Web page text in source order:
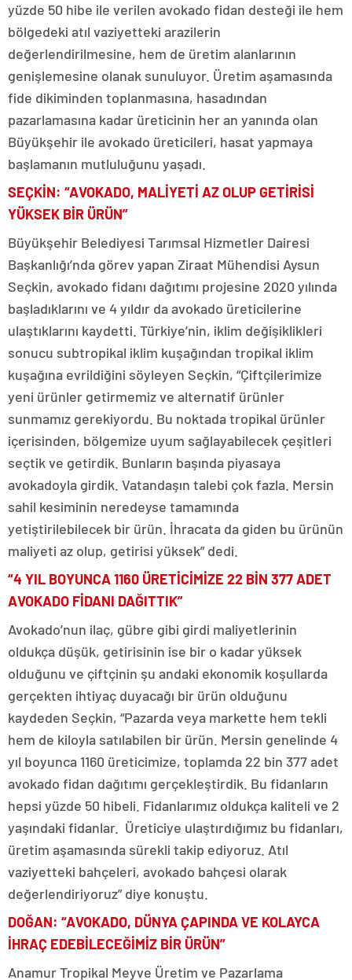
yüzde 50 hibe ile verilen avokado fidan desteği ile hem
bölgedeki atıl vaziyetteki arazilerin
değerlendirilmesine, hem de üretim alanlarının
genişlemesine olanak sunuluyor. Üretim aşamasında
fide dikiminden toplanmasına, hasadından
pazarlamasına kadar üreticinin her an yanında olan
Büyükşehir ile avokado üreticileri, hasat yapmaya
başlamanın mutluluğunu yaşadı.
SEÇKİN: “AVOKADO, MALİYETİ AZ OLUP GETİRİSİ
YÜKSEK BİR ÜRÜN”
Büyükşehir Belediyesi Tarımsal Hizmetler Dairesi
Başkanlığı’nda görev yapan Ziraat Mühendisi Aysun
Seçkin, avokado fidanı dağıtımı projesine 2020 yılında
başladıklarını ve 4 yıldır da avokado üreticilerine
ulaştıklarını kaydetti. Türkiye’nin, iklim değişiklikleri
sonucu subtropikal iklim kuşağından tropikal iklim
kuşağına evrildiğini söyleyen Seçkin, “Çiftçilerimize
yeni ürünler getirmemiz ve alternatif ürünler
sunmamız gerekiyordu. Bu noktada tropikal ürünler
içerisinden, bölgemize uyum sağlayabilecek çeşitleri
seçtik ve getirdik. Bunların başında piyasaya
avokadoyla girdik. Vatandaşın talebi çok fazla. Mersin
sahil kesiminin neredeyse tamamında
yetiştirilebilecek bir ürün. İhracata da giden bu ürünün
maliyeti az olup, getirisi yüksek” dedi.
“4 YIL BOYUNCA 1160 ÜRETİCİMİZE 22 BİN 377 ADET
AVOKADO FİDANI DAĞITTIK”
Avokado’nun ilaç, gübre gibi girdi maliyetlerinin
oldukça düşük, getirisinin ise bir o kadar yüksek
olduğunu ve çiftçinin şu andaki ekonomik koşullarda
gerçekten ihtiyaç duyacağı bir ürün olduğunu
kaydeden Seçkin, “Pazarda veya markette hem tekli
hem de kiloyla satılabilen bir ürün. Mersin genelinde 4
yıl boyunca 1160 üreticimize, toplamda 22 bin 377 adet
avokado fidan dağıtımı gerçekleştirdik. Bu fidanların
hepsi yüzde 50 hibeli. Fidanlarımız oldukça kaliteli ve 2
yaşındaki fidanlar. Üreticiye ulaştırdığımız bu fidanları,
üretim aşamasında sürekli takip ediyoruz. Atıl
vaziyetteki bahçeleri, avokado bahçesi olarak
değerlendiriyoruz” diye konuştu.
DOĞAN: “AVOKADO, DÜNYA ÇAPINDA VE KOLAYCA
İHRAÇ EDEBİLECEĞİMİZ BİR ÜRÜN”
Anamur Tropikal Meyve Üretim ve Pazarlama